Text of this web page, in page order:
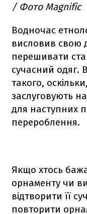
/ Фото Magnific
Водночас
висловив свою
перешивати
сучасний одяг.
такого,
заслуговують
для наступних
перероблення.
Якщо хтось
орнаменту чи
відтворити її
повторити